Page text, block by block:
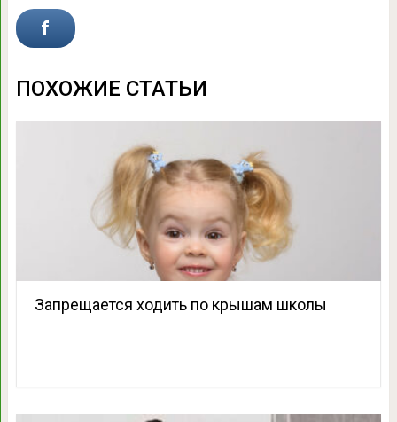
ПОХОЖИЕ СТАТЬИ
Запрещается ходить по крышам школы